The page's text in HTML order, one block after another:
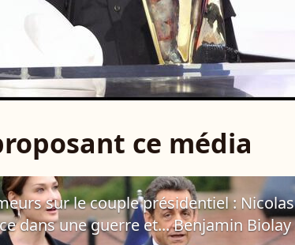
ce média
sur le couple présidentiel : Nicolas
dans une guerre et... Benjamin Biolay